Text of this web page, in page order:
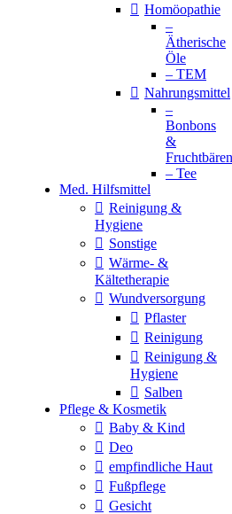
Homöopathie
–
Ätherische
Öle
– TEM
Nahrungsmittel
–
Bonbons
&
Fruchtbären
– Tee
Med. Hilfsmittel
Reinigung &
Hygiene
Sonstige
Wärme- &
Kältetherapie
Wundversorgung
Pflaster
Reinigung
Reinigung &
Hygiene
Salben
Pflege & Kosmetik
Baby & Kind
Deo
empfindliche Haut
Fußpflege
Gesicht